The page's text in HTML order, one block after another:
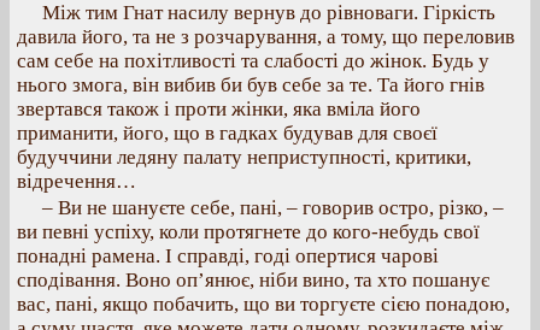
Між тим Гнат насилу вернув до рівноваги. Гіркість
давила його, та не з розчарування, а тому, що переловив
сам себе на похітливості та слабості до жінок. Будь у
нього змога, він вибив би був себе за те. Та його гнів
звертався також і проти жінки, яка вміла його
приманити, його, що в гадках будував для своєї
будуччини ледяну палату неприступності, критики,
відречення…
– Ви не шануєте себе, пані, – говорив остро, різко, –
ви певні успіху, коли протягнете до кого-небудь свої
понадні рамена. І справді, годі опертися чарові
сподівання. Воно оп’янює, ніби вино, та хто пошанує
вас, пані, якщо побачить, що ви торгуєте сією понадою,